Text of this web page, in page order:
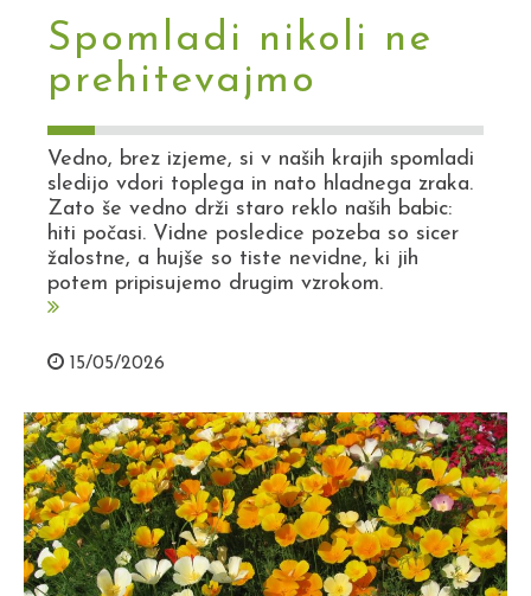
Spomladi nikoli ne
prehitevajmo
Vedno, brez izjeme, si v naših krajih spomladi
sledijo vdori toplega in nato hladnega zraka.
Zato še vedno drži staro reklo naših babic:
hiti počasi. Vidne posledice pozeba so sicer
žalostne, a hujše so tiste nevidne, ki jih
potem pripisujemo drugim vzrokom.
15/05/2026